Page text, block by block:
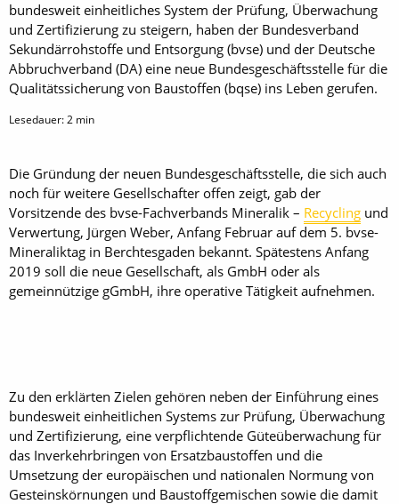
bundesweit einheitliches System der Prüfung, Überwachung
und Zertifizierung zu steigern, haben der Bundesverband
Sekundärrohstoffe und Entsorgung (bvse) und der Deutsche
Abbruchverband (DA) eine neue Bundesgeschäftsstelle für die
Qualitätssicherung von Baustoffen (bqse) ins Leben gerufen.
Lesedauer:2 min
Die Gründung der neuen Bundesgeschäftsstelle, die sich auch
noch für weitere Gesellschafter offen zeigt, gab der
Vorsitzende des bvse-Fachverbands Mineralik – Recycling und
Verwertung, Jürgen Weber, Anfang Februar auf dem 5. bvse-
Mineraliktag in Berchtesgaden bekannt. Spätestens Anfang
2019 soll die neue Gesellschaft, als GmbH oder als
gemeinnützige gGmbH, ihre operative Tätigkeit aufnehmen.
Zu den erklärten Zielen gehören neben der Einführung eines
bundesweit einheitlichen Systems zur Prüfung, Überwachung
und Zertifizierung, eine verpflichtende Güteüberwachung für
das Inverkehrbringen von Ersatzbaustoffen und die
Umsetzung der europäischen und nationalen Normung von
Gesteinskörnungen und Baustoffgemischen sowie die damit